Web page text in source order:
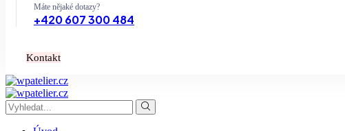
Máte nějaké dotazy?
+420 607 300 484
Kontakt